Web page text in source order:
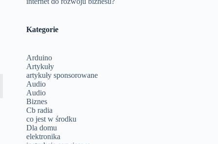
Kategorie
Arduino
Artykuły
artykuły sponsorowane
Audio
Audio
Biznes
Cb radia
co jest w środku
Dla domu
elektronika